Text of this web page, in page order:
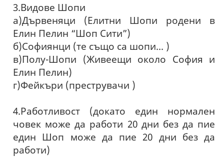
3.Видове Шопи
а)Дървеняци (Елитни Шопи родени в
Елин Пелин “Шоп Сити”)
б)Софиянци (те също са шопи... )
в)Полу-Шопи (Живеещи около София и
Елин Пелин)
г)Фейкъри (преструвачи )
4.Работливост (докато един нормален
човек може да работи 20 дни без да пие
един Шоп може да пие 20 дни без да
работи)